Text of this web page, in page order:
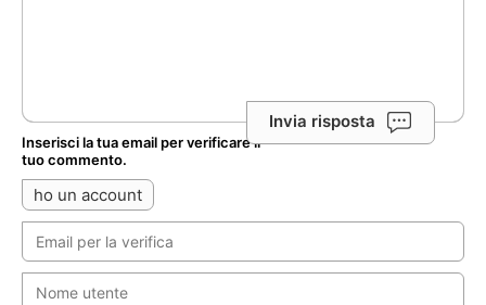
Invia risposta
Inserisci la tua email per verificare il
tuo commento.
ho un account